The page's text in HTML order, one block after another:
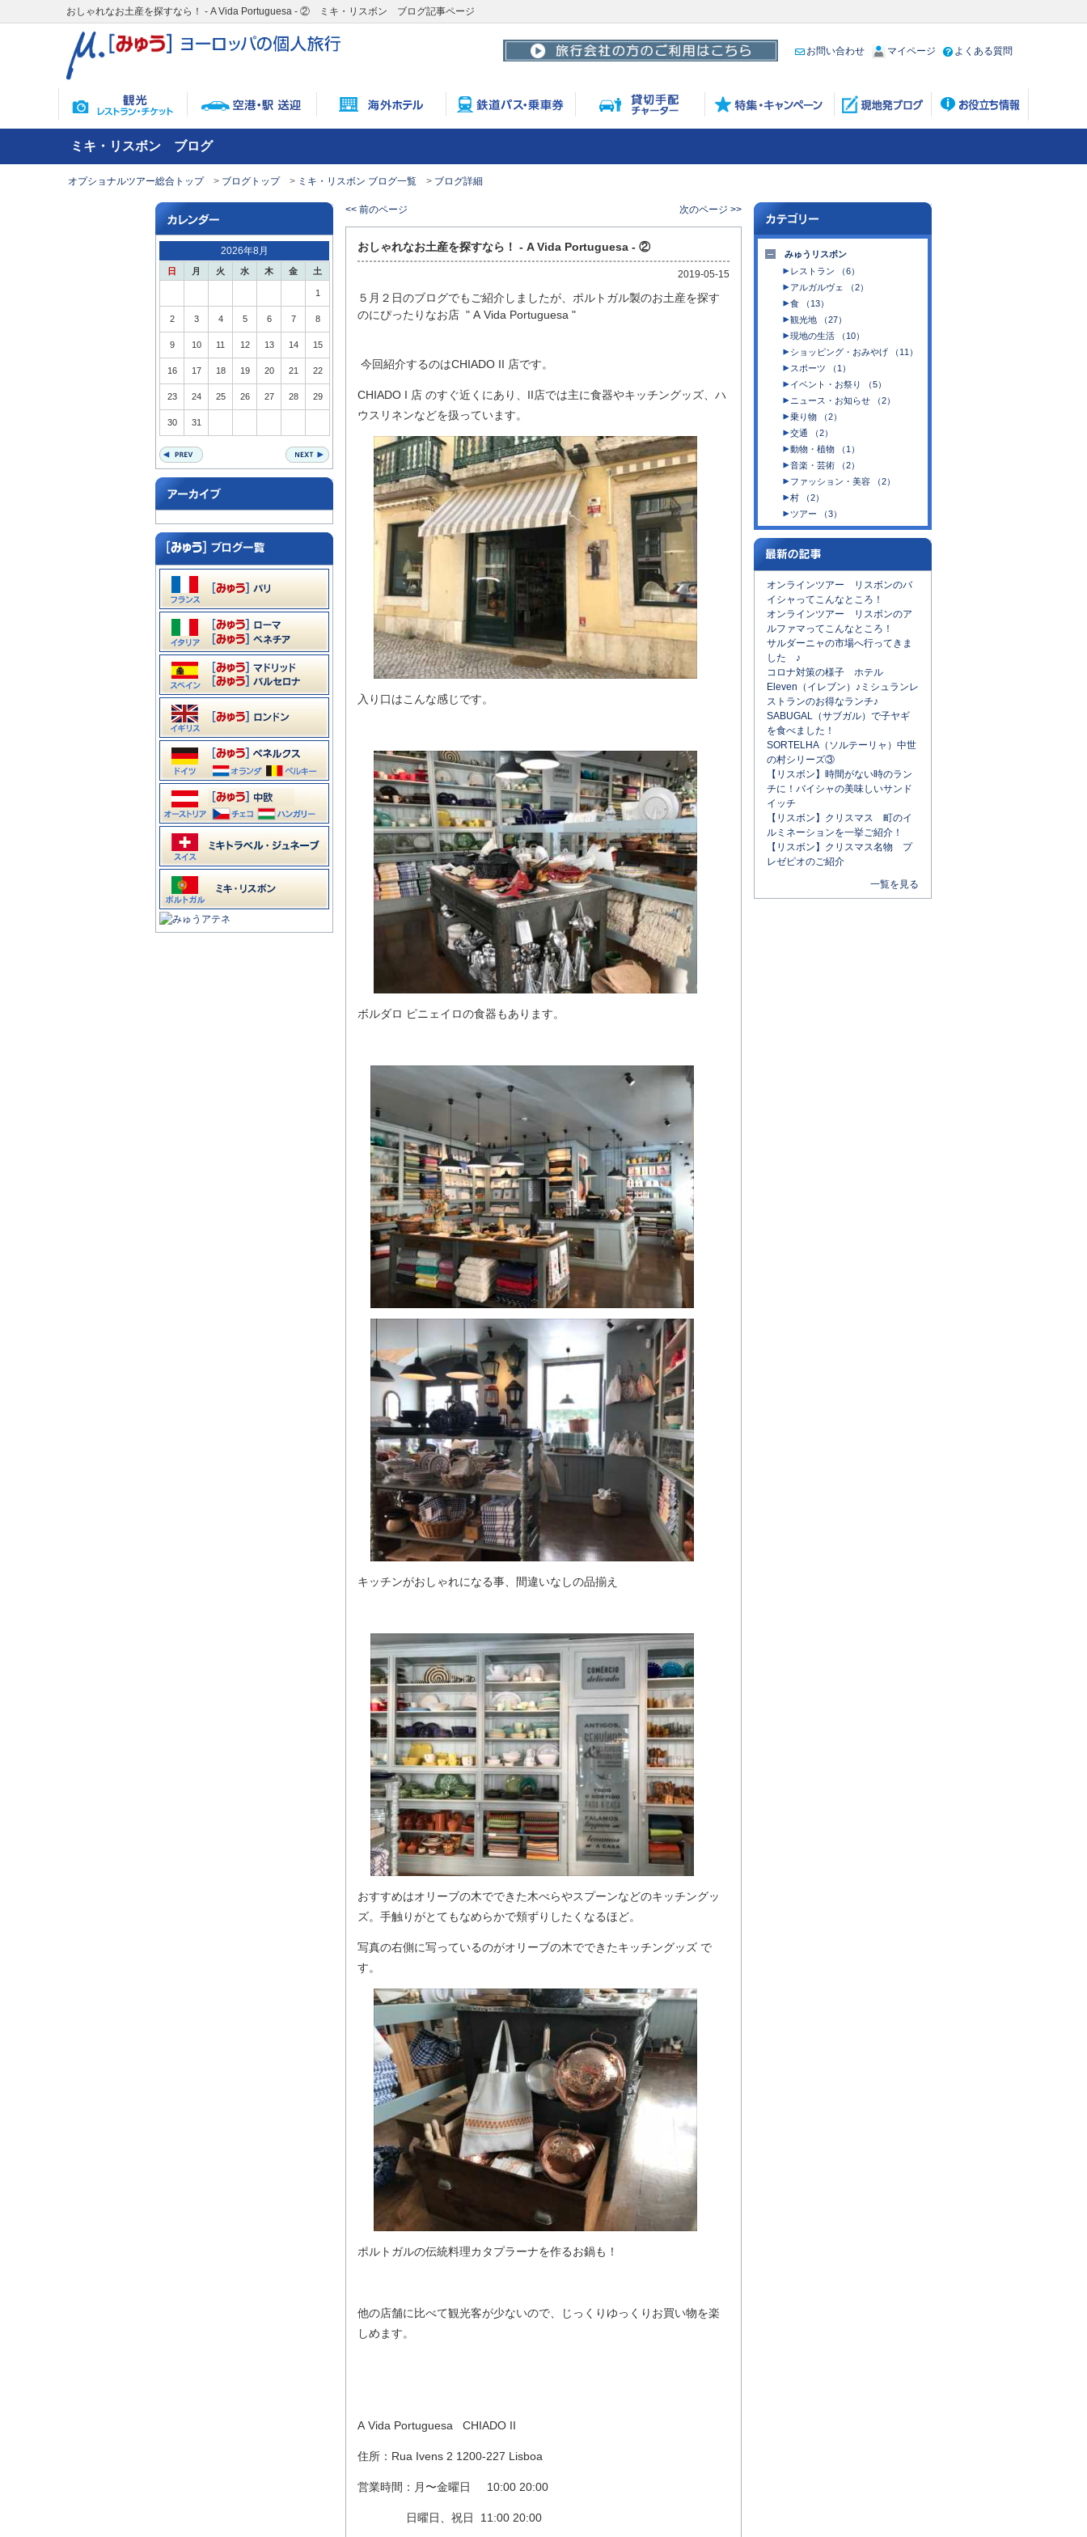
おしゃれなお土産を探すなら！ - A Vida Portuguesa - ② ミキ・リスボン ブログ記事ページ
お問い合わせ マイページ よくある質問
ミキ・リスボン ブログ
オプショナルツアー総合トップ ブログトップ ミキ・リスボン ブログ一覧 ブログ詳細
2026年8月
日 月 火 水 木 金 土
1
2 3 4 5 6 7 8
9 10 11 12 13 14 15
16 17 18 19 20 21 22
23 24 25 26 27 28 29
30 31
<< 前のページ 次のページ >>
おしゃれなお土産を探すなら！ - A Vida Portuguesa - ②
2019-05-15
５月２日のブログでもご紹介しましたが、ポルトガル製のお土産を探す
のにぴったりなお店 " A Vida Portuguesa "
今回紹介するのはCHIADO II 店です。
CHIADO I 店 のすぐ近くにあり、 II店では主に食器やキッチングッズ、ハ
ウスリネンなどを扱っています。
入り口はこんな感じです。
ボルダロ ピニェイロの食器もあります。
キッチンがおしゃれになる事、間違いなしの品揃え
おすすめはオリーブの木でできた木べらやスプーンなどのキッチングッ
ズ。手触りがとてもなめらかで頬ずりしたくなるほど。
写真の右側に写っているのがオリーブの木でできたキッチングッズ で
す。
ポルトガルの伝統料理カタプラーナを作るお鍋も！
他の店舗に比べて観光客が少ないので、じっくりゆっくりお買い物を楽
しめます。
A Vida Portuguesa CHIADO II
住所：Rua Ivens 2 1200-227 Lisboa
営業時間：月〜金曜日 10:00 20:00
日曜日、祝日 11:00 20:00
みゅうリスボン
レストラン （6）
アルガルヴェ （2）
食 （13）
観光地 （27）
現地の生活 （10）
ショッピング・おみやげ （11）
スポーツ （1）
イベント・お祭り （5）
ニュース・お知らせ （2）
乗り物 （2）
交通 （2）
動物・植物 （1）
音楽・芸術 （2）
ファッション・美容 （2）
村 （2）
ツアー （3）
オンラインツアー リスボンのバ
イシャってこんなところ！
オンラインツアー リスボンのア
ルファマってこんなところ！
サルダーニャの市場へ行ってきま
した ♪
コロナ対策の様子 ホテル
Eleven（イレブン）♪ミシュランレ
ストランのお得なランチ♪
SABUGAL（サブガル）で子ヤギ
を食べました！
SORTELHA（ソルテーリャ）中世
の村シリーズ③
【リスボン】時間がない時のラン
チに！バイシャの美味しいサンド
イッチ
【リスボン】クリスマス 町のイ
ルミネーションを一挙ご紹介！
【リスボン】クリスマス名物 プ
レゼピオのご紹介
一覧を見る